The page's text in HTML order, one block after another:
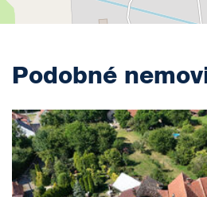
Podobné